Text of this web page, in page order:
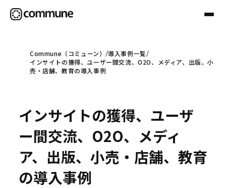
Communeについて
事例
セミナー
Commune（コミューン）
導入事例一覧
インサイトの獲得、ユーザー間交流、O2O、メディア、出版、小
売・店舗、教育の導入事例
インサイトの獲得、ユーザ
ー間交流、O2O、メディ
ア、出版、小売・店舗、教育
の導入事例